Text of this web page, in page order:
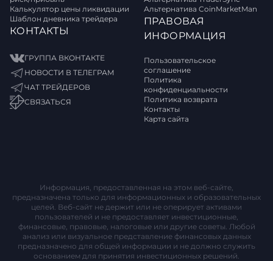
Калькулятор цены ликвидации
Шаблон дневника трейдера
КОНТАКТЫ
ГРУППА ВКОНТАКТЕ
НОВОСТИ В ТЕЛЕГРАМ
ЧАТ ТРЕЙДЕРОВ
СВЯЗАТЬСЯ
Альтернатива CoinMarketMan
ПРАВОВАЯ
ИНФОРМАЦИЯ
Пользовательское
соглашение
Политика
конфиденциальности
Политика возврата
Контакты
Карта сайта
Информация, предоставленная на этом веб-сайте,
предназначена только для информационных и образовательных
целей. Веб-сайт не держит или не оперирует активами
пользователей и не предоставляет инвестиционные,
финансовые, правовые, налоговые или другие советы. Любой
анализ или визуальное представление финансовых данных
предназначено для общей информации и не должно служить
основанием для принятия инвестиционных решений.